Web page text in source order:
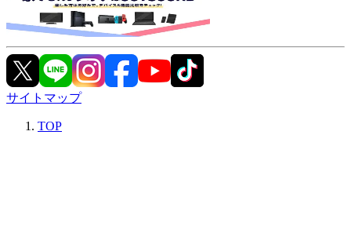
サイトマップ
TOP